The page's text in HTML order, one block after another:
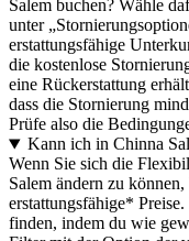
Salem buchen? Wähle
unter
erstattungsfähige
die kostenlose
eine Rückerstattung
dass die Stornierung
Prüfe also die
Kann ich in Chinna
Wenn Sie sich die
Salem ändern zu
erstattungsfähige*
finden, indem du wie